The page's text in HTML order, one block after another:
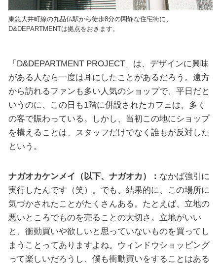
東急大井町線の九品仏駅から徒歩8分の閑静な住宅街に、
D&DEPARTMENTは拠点をおきます。
「D&DEPARTMENT PROJECT」は、デザインに興味
がある人なら一度は耳にしたことがあるだろう。遠方
から訪れるファンも多い人気のショップで、平日だと
いうのに、この日も1階に併設されたカフェは、多く
の客で賑わっている。しかし、当初この地にショップ
を構えることは、スタッフだけでなく誰もが反対した
という。
ナガオカケンメイ（以下、ナガオカ）： なかば強引に
実行したんです（笑）。でも、結果的に、この場所に
気づかされたことがたくさんある。たとえば、立地の
悪いところでものを売ることの大切さ。立地がいい
と、衝動買いや欲しいと思っていないものを買ってし
まうことってありますよね。ウィンドウショッピング
って楽しいだろうし、僕も衝動買いをすることはある